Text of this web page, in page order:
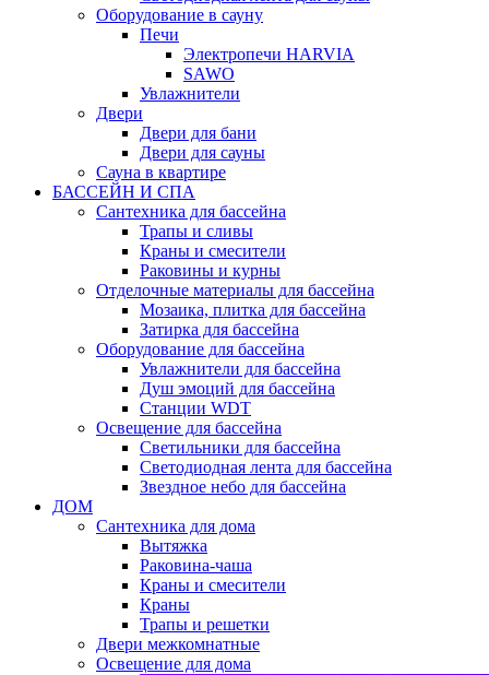
Оборудование в сауну
Печи
Электропечи HARVIA
SAWO
Увлажнители
Двери
Двери для бани
Двери для сауны
Сауна в квартире
БАССЕЙН И СПА
Сантехника для бассейна
Трапы и сливы
Краны и смесители
Раковины и курны
Отделочные материалы для бассейна
Мозаика, плитка для бассейна
Затирка для бассейна
Оборудование для бассейна
Увлажнители для бассейна
Душ эмоций для бассейна
Станции WDT
Освещение для бассейна
Светильники для бассейна
Светодиодная лента для бассейна
Звездное небо для бассейна
ДОМ
Сантехника для дома
Вытяжка
Раковина-чаша
Краны и смесители
Краны
Трапы и решетки
Двери межкомнатные
Освещение для дома